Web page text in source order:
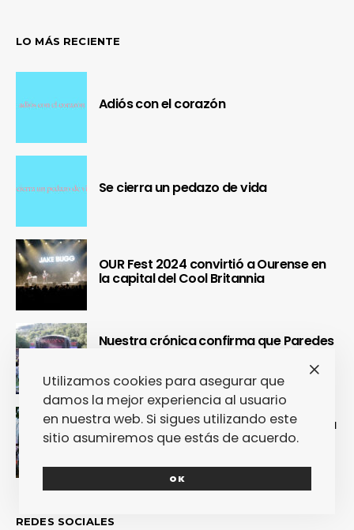
LO MÁS RECIENTE
Adiós con el corazón
Se cierra un pedazo de vida
OUR Fest 2024 convirtió a Ourense en
la capital del Cool Britannia
Nuestra crónica confirma que Paredes
Nuestra crónica del Sinsal 2024 prueba
que fue la edición más internacional y
REDES SOCIALES
Utilizamos cookies para asegurar que
damos la mejor experiencia al usuario
en nuestra web. Si sigues utilizando este
sitio asumiremos que estás de acuerdo.
OK